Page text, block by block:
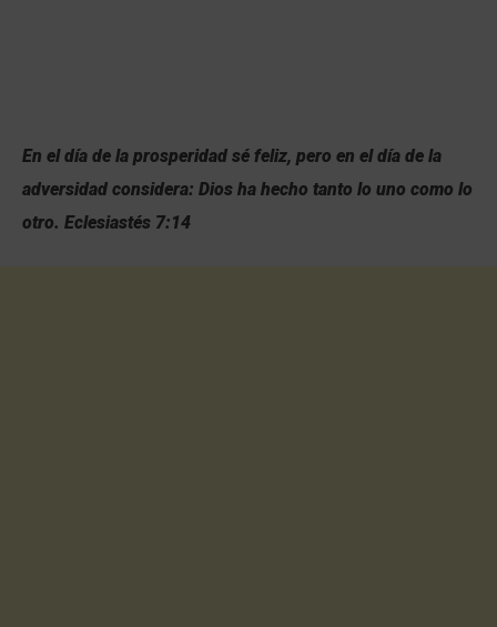
En el día de la prosperidad sé feliz, pero en el día de la
adversidad considera: Dios ha hecho tanto lo uno como lo
otro. Eclesiastés 7:14